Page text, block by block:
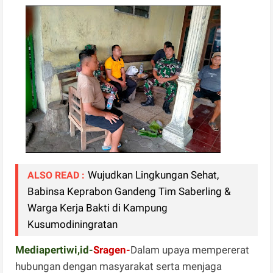
ALSO READ : Wujudkan Lingkungan Sehat,
Babinsa Keprabon Gandeng Tim Saberling &
Warga Kerja Bakti di Kampung
Kusumodiningratan
Mediapertiwi,id-Sragen-Dalam upaya mempererat
hubungan dengan masyarakat serta menjaga